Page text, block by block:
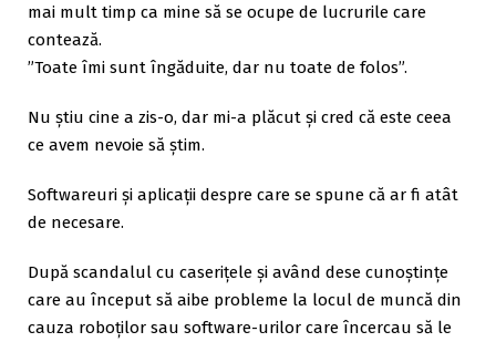
mai mult timp ca mine să se ocupe de lucrurile care
contează.
”Toate îmi sunt îngăduite, dar nu toate de folos”.
Nu știu cine a zis-o, dar mi-a plăcut și cred că este ceea
ce avem nevoie să știm.
Softwareuri și aplicații despre care se spune că ar fi atât
de necesare.
După scandalul cu caserițele și având dese cunoștințe
care au început să aibe probleme la locul de muncă din
cauza roboților sau software-urilor care încercau să le